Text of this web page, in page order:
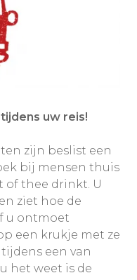
uw reis!
zijn beslist een
bij mensen thuis
of thee drinkt. U
ziet hoe de
u ontmoet
een krukje met ze
een van
het weet is de